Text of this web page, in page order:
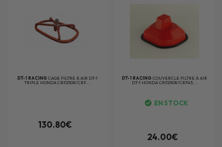
DT-1 RACING CAGE FILTRE À AIR DT-1
TRIPLE HONDA CRF250R/CRF...
130.80€
DT-1 RACINGCOUVERCLE FILTRE À AIR
DT-1 HONDA CRF250R/CRF45...
EN STOCK
24.00€